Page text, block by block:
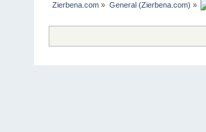
Zierbena.com » General (Zierbena.com) »